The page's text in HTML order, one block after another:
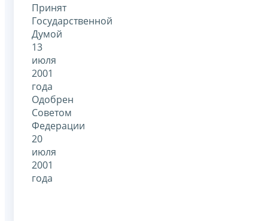
Принят
Государственной
Думой
13
июля
2001
года
Одобрен
Советом
Федерации
20
июля
2001
года